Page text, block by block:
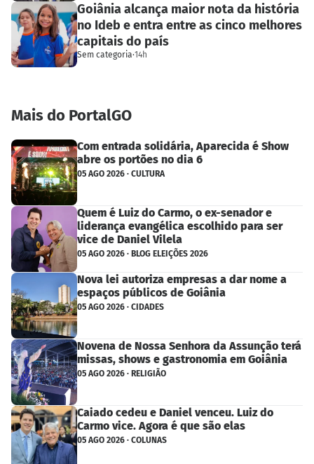
Goiânia alcança maior nota da história
no Ideb e entra entre as cinco melhores
capitais do país
Sem categoria·14h
Mais do PortalGO
Com entrada solidária, Aparecida é Show
abre os portões no dia 6
05 AGO 2026 · CULTURA
Quem é Luiz do Carmo, o ex-senador e
liderança evangélica escolhido para ser
vice de Daniel Vilela
05 AGO 2026 · BLOG ELEIÇÕES 2026
Nova lei autoriza empresas a dar nome a
espaços públicos de Goiânia
05 AGO 2026 · CIDADES
Novena de Nossa Senhora da Assunção terá
missas, shows e gastronomia em Goiânia
05 AGO 2026 · RELIGIÃO
Caiado cedeu e Daniel venceu. Luiz do
Carmo vice. Agora é que são elas
05 AGO 2026 · COLUNAS